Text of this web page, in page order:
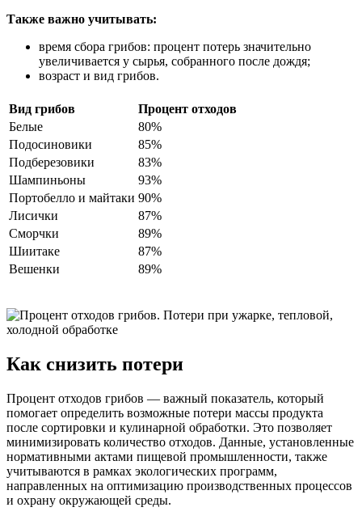
Также важно учитывать:
время сбора грибов: процент потерь значительно
увеличивается у сырья, собранного после дождя;
возраст и вид грибов.
Вид грибов
Процент отходов
Белые
80%
Подосиновики
85%
Подберезовики
83%
Шампиньоны
93%
Портобелло и майтаки 90%
Лисички
87%
Сморчки
89%
Шиитаке
87%
Вешенки
89%
Как снизить потери
Процент отходов грибов — важный показатель, который
помогает определить возможные потери массы продукта
после сортировки и кулинарной обработки. Это позволяет
минимизировать количество отходов. Данные, установленные
нормативными актами пищевой промышленности, также
учитываются в рамках экологических программ,
направленных на оптимизацию производственных процессов
и охрану окружающей среды.